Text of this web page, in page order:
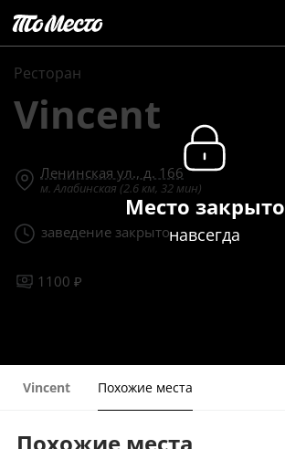
Ресторан
Vincent
Ленинская ул., д. 166
м. Алабинская (2.6 км, 32 мин)
заведение закрыто
1100 ₽
Место закрыто
навсегда
Vincent Похожие места